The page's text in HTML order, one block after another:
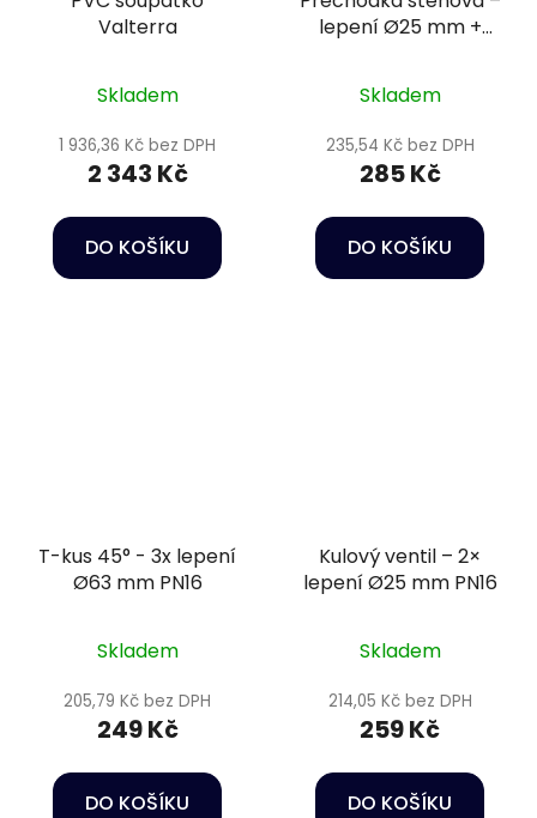
Valterra
Skladem
1 936,36 Kč bez DPH
2 343 Kč
DO KOŠÍKU
lepení Ø25 mm +
Skladem
235,54 Kč bez DPH
285 Kč
DO KOŠÍKU
T-kus 45° - 3x lepení
Ø63 mm PN16
Skladem
205,79 Kč bez DPH
249 Kč
DO KOŠÍKU
Kulový ventil – 2×
lepení Ø25 mm PN16
Skladem
214,05 Kč bez DPH
259 Kč
DO KOŠÍKU